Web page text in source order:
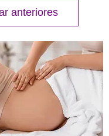
anteriores